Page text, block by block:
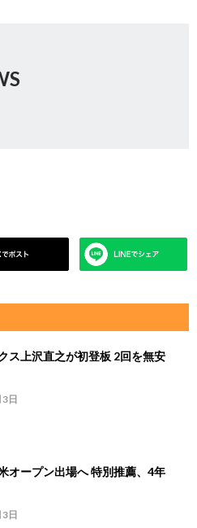
ス上沢直之が初登板 2回を無安
日
オープン出場へ 特別推薦、4年
日